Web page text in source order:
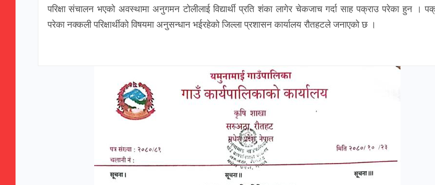
परिक्षा संचालन भएको अवस्थामा अनुगमन टोलीलाई विद्यार्थी प्रति शंका लागेर चेकजाच गर्दा साह पक्राउ परेका हुन ।
परेका नक्कली परिक्षार्थीको विषयमा अनुसन्धान भईरहेको जिल्ला प्रशासन कार्यालय रौतहटले जनाएको छ ।